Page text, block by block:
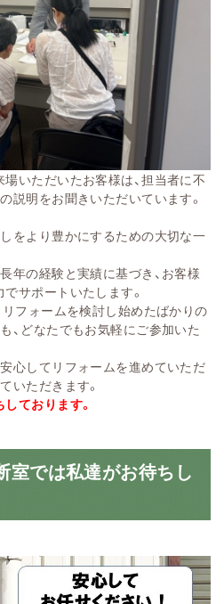
いただいたお客様は、担当者に不
説明をお聞きいただいています。
をより豊かにするための大切な一
年の経験と実績に基づき、お客様
サポートいたします。
リフォームを検討し始めたばかりの
、どなたでもお気軽にご参加いた
心してリフォームを進めていただ
いただきます。
ております。
室では私達がお待ちし